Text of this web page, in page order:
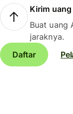
Kirim
Buat uang
jaraknya.
Daftar